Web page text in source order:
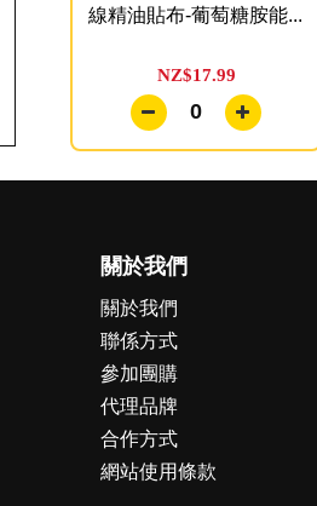
線精油貼布-葡萄糖胺能...
NZ$17.99
0
關於我們
關於我們
聯係方式
參加團購
代理品牌
合作方式
網站使用條款